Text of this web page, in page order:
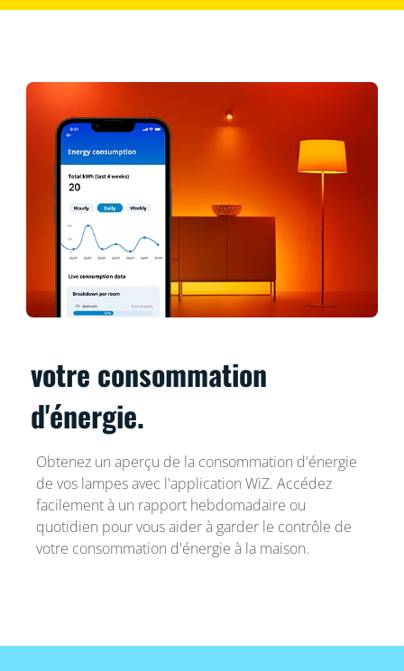
votre consommation
d'énergie.
Obtenez un aperçu de la consommation d'énergie
de vos lampes avec l'application WiZ. Accédez
facilement à un rapport hebdomadaire ou
quotidien pour vous aider à garder le contrôle de
votre consommation d'énergie à la maison.